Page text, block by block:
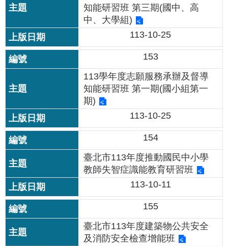
私
及
網
站
安
政
策
著
作
權
聲
明
政
府
網
站
資
知能研習班 第三期(國中、高
中、大學組)
113-10-25
153
113學年度志願服務承辦及督導
知能研習班 第一期(國小組第一
期)
113-10-25
154
臺北市113年度推動國民中小學
教師失智症識能教育研習班
113-10-11
155
臺北市113年度建築物公共安全
及消防安全檢查增能班